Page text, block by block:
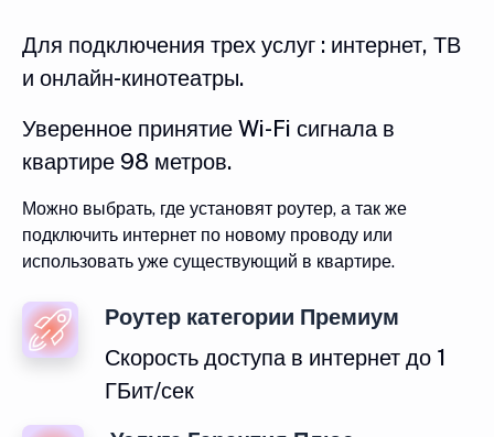
Для подключения трех услуг : интернет, ТВ
и онлайн-кинотеатры.
Уверенное принятие Wi-Fi сигнала в
квартире 98 метров.
Можно выбрать, где установят роутер, а так же
подключить интернет по новому проводу или
использовать уже существующий в квартире.
Роутер категории Премиум
Скорость доступа в интернет до 1
ГБит/сек